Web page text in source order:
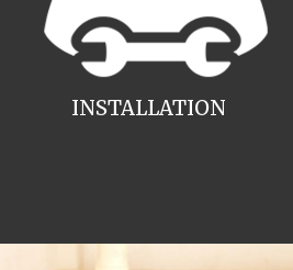
INSTALLATION